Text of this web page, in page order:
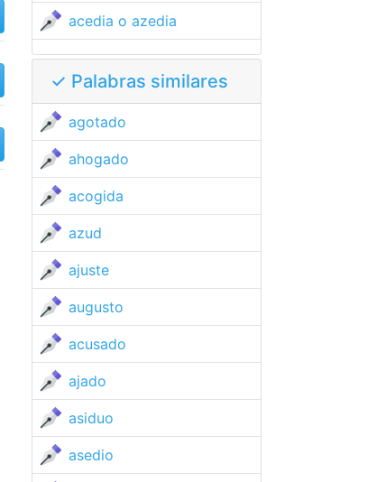
acedia o azedia
✓ Palabras similares
agotado
ahogado
acogida
azud
ajuste
augusto
acusado
ajado
asiduo
asedio